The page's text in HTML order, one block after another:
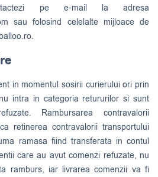
pe e-mail la adresa
sau folosind celelalte mijloace de
in momentul sosirii curierului ori prin
intra in categoria retururilor si sunt
Rambursarea contravalorii
retinerea contravalorii transportului
ramasa fiind transferata in contul
care au avut comenzi refuzate, nu
ramburs, iar livrarea comenzii va fi